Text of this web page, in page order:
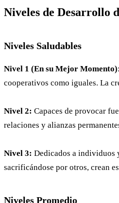
Niveles de Desarrollo
Niveles Saludables
Nivel 1 (En su Mejor Momento)
cooperativos como iguales. La
Nivel 2: Capaces de provocar
relaciones y alianzas
Nivel 3: Dedicados a individuos
sacrificándose por otros, crean
Niveles Promedio